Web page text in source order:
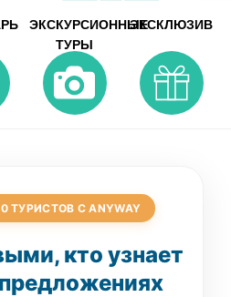
ЭКСКУРСИОННЫЕ
ТУРЫ
ЭКСКЛЮЗИВ
ТУРИСТОВ С ANYWAY
кто узнает